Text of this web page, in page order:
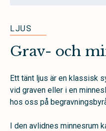
LJUS
Grav- och
Ett tänt ljus är en klassisk
vid graven eller i en
hos oss på
I den avlidnes minnesrum